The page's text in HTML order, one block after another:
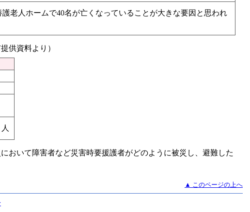
老人ホームで40名が亡くなっていることが大きな要因と思われ
供資料より）
おいて障害者など災害時要援護者がどのように被災し、避難した
▲ このページの上へ